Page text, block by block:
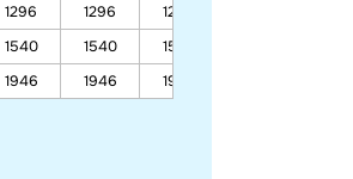
1296 1296 1296
1540 1540 1540
1946 1946 1946